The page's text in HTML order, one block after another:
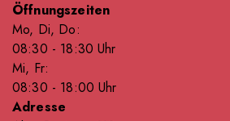
Öffnungszeiten
Mo, Di, Do:
08:30 - 18:30 Uhr
Mi, Fr:
08:30 - 18:00 Uhr
Adresse